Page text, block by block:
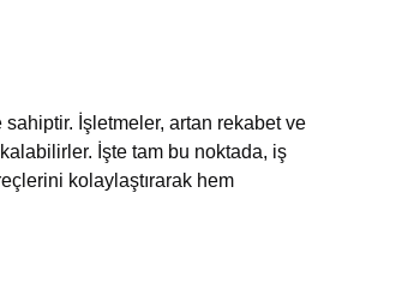
İşletmeler, artan rekabet ve
İşte tam bu noktada, iş
kolaylaştırarak hem